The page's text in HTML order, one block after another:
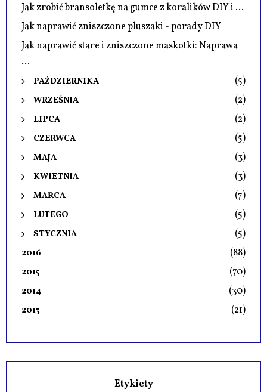
Jak zrobić bransoletkę na gumce z koralików DIY i ...
Jak naprawić zniszczone pluszaki - porady DIY
Jak naprawić stare i zniszczone maskotki: Naprawa
...
PAŹDZIERNIKA (5)
WRZEŚNIA (2)
LIPCA (2)
CZERWCA (5)
MAJA (3)
KWIETNIA (3)
MARCA (7)
LUTEGO (5)
STYCZNIA (5)
2016 (88)
2015 (70)
2014 (30)
2013 (21)
Etykiety